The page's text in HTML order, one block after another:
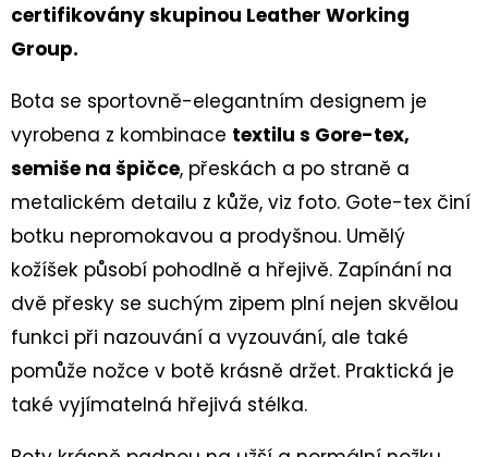
certifikovány skupinou Leather Working
Group.
Bota se sportovně-elegantním designem je
vyrobena z kombinace textilu s Gore-tex,
semiše na špičce, přeskách a po straně a
metalickém detailu z kůže, viz foto. Gote-tex činí
botku nepromokavou a prodyšnou. Umělý
kožíšek působí pohodlně a hřejivě. Zapínání na
dvě přesky se suchým zipem plní nejen skvělou
funkci při nazouvání a vyzouvání, ale také
pomůže nožce v botě krásně držet. Praktická je
také vyjímatelná hřejivá stélka.